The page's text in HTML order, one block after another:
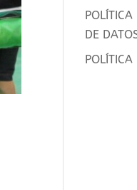
POLÍTICA
DE
POLÍTICA